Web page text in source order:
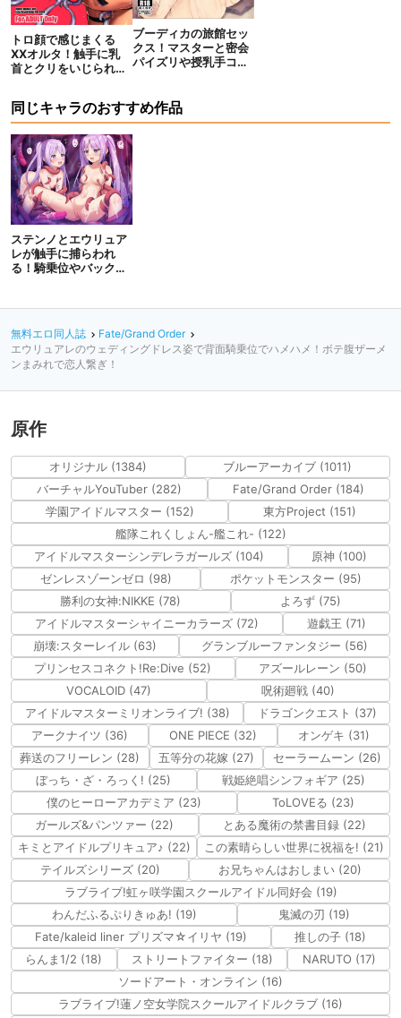
トロ顔で感じまくる
XXオルタ！触手に乳
首とクリをいじられて
ブーディカの旅館セッ
クス！マスターと密会
パイズリや授乳手コキ
同じキャラのおすすめ作品
ステンノとエウリュア
レが触手に捕らわれ
る！騎乗位やバックで
無料エロ同人誌
Fate/Grand Order
エウリュアレのウェディングドレス姿で背面騎乗位でハメハメ！ボテ腹ザーメ
ンまみれで恋人繋ぎ！
原作
オリジナル (1384)
ブルーアーカイブ (1011)
バーチャルYouTuber (282)
Fate/Grand Order (184)
学園アイドルマスター (152)
東方Project (151)
艦隊これくしょん-艦これ- (122)
アイドルマスターシンデレラガールズ (104)
原神 (100)
ゼンレスゾーンゼロ (98)
ポケットモンスター (95)
勝利の女神:NIKKE (78)
よろず (75)
アイドルマスターシャイニーカラーズ (72)
遊戯王 (71)
崩壊:スターレイル (63)
グランブルーファンタジー (56)
プリンセスコネクト!Re:Dive (52)
アズールレーン (50)
VOCALOID (47)
呪術廻戦 (40)
アイドルマスターミリオンライブ! (38)
ドラゴンクエスト (37)
アークナイツ (36)
ONE PIECE (32)
オンゲキ (31)
葬送のフリーレン (28)
五等分の花嫁 (27)
セーラームーン (26)
ぼっち・ざ・ろっく! (25)
戦姫絶唱シンフォギア (25)
僕のヒーローアカデミア (23)
ToLOVEる (23)
ガールズ&パンツァー (22)
とある魔術の禁書目録 (22)
キミとアイドルプリキュア♪ (22)
この素晴らしい世界に祝福を! (21)
テイルズシリーズ (20)
お兄ちゃんはおしまい (20)
ラブライブ!虹ヶ咲学園スクールアイドル同好会 (19)
わんだふるぷりきゅあ! (19)
鬼滅の刃 (19)
Fate/kaleid liner プリズマ☆イリヤ (19)
推しの子 (18)
らんま1/2 (18)
ストリートファイター (18)
NARUTO (17)
ソードアート・オンライン (16)
ラブライブ!蓮ノ空女学院スクールアイドルクラブ (16)